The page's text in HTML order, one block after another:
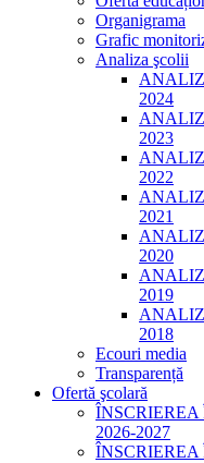
Organigrama
Grafic
Analiza şcolii
2024
2023
2022
2021
2020
2019
2018
Ecouri media
Transparență
Ofertă şcolară
2026-2027